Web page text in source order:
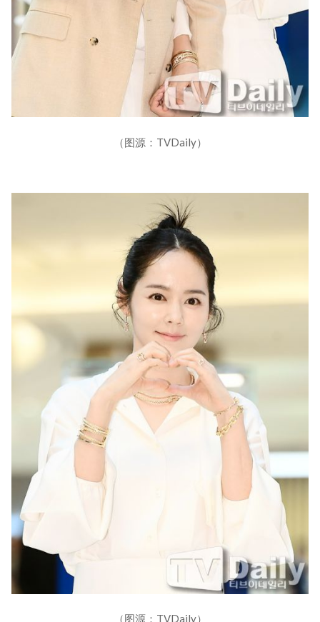
（图源：TVDaily）
（图源：TVDaily）